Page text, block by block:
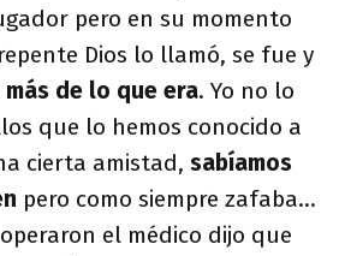
pero en su momento
Dios lo llamó, se fue y
de lo que era. Yo no lo
que lo hemos conocido a
cierta amistad, sabíamos
pero como siempre zafaba...
el médico dijo que